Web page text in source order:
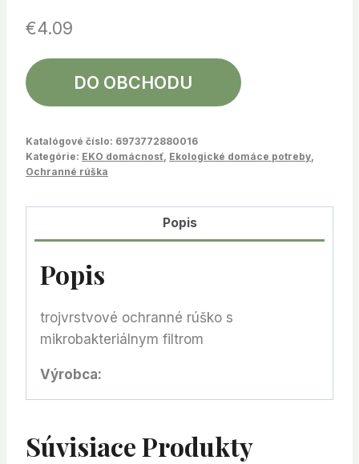
€4.09
DO OBCHODU
Katalógové číslo: 6973772880016
Kategórie: EKO domácnosť, Ekologické domáce potreby,
Ochranné rúška
Popis
Popis
trojvrstvové ochranné rúško s
mikrobakteriálnym filtrom
Výrobca:
Súvisiace Produkty